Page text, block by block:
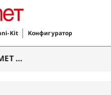
Kit Конфигуратор
Ассоциацией производителей мебели и матрасов (MOYSAD)!